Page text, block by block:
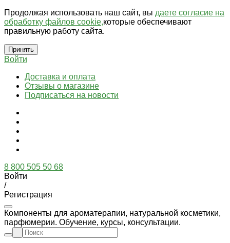
Продолжая использовать наш сайт, вы даете согласие на
обработку файлов cookie,которые обеспечивают
правильную работу сайта.
Принять
Войти
Доставка и оплата
Отзывы о магазине
Подписаться на новости
8 800 505 50 68
Войти
/
Регистрация
Компоненты для ароматерапии, натуральной косметики,
парфюмерии. Обучение, курсы, консультации.